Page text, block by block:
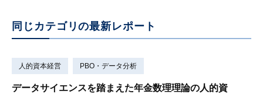
同じカテゴリの最新レポート
人的資本経営 PBO・データ分析
データサイエンスを踏まえた年金数理理論の人的資